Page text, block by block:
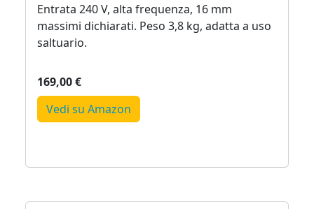
Entrata 240 V, alta frequenza, 16 mm
massimi dichiarati. Peso 3,8 kg, adatta a uso
saltuario.
169,00 €
Vedi su Amazon